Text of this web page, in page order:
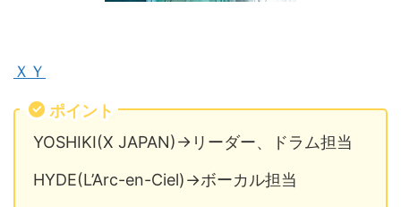
ＸＹ
ポイント
YOSHIKI(X JAPAN)→リーダー、ドラム担当
HYDE(L’Arc-en-Ciel)→ボーカル担当